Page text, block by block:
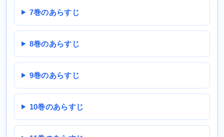
7巻のあらすじ
8巻のあらすじ
9巻のあらすじ
10巻のあらすじ